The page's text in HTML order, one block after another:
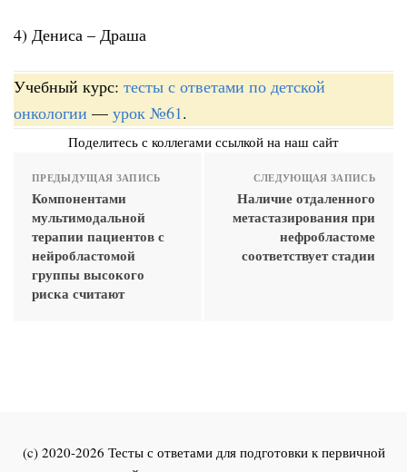
4) Дениса – Драша
Учебный курс: тесты с ответами по детской
онкологии — урок №61.
Поделитесь с коллегами ссылкой на наш сайт
ПРЕДЫДУЩАЯ ЗАПИСЬ
Компонентами
мультимодальной
терапии пациентов с
нейробластомой
группы высокого
риска считают
СЛЕДУЮЩАЯ ЗАПИСЬ
Наличие отдаленного
метастазирования при
нефробластоме
соответствует стадии
(c) 2020-2026 Тесты с ответами для подготовки к первичной